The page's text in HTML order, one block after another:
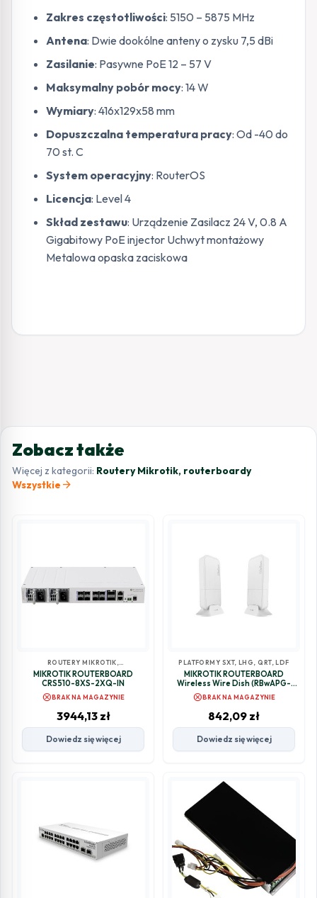
Zakres częstotliwości: 5150 – 5875 MHz
Antena: Dwie dookólne anteny o zysku 7,5 dBi
Zasilanie: Pasywne PoE 12 – 57 V
Maksymalny pobór mocy: 14 W
Wymiary: 416x129x58 mm
Dopuszczalna temperatura pracy: Od -40 do
70 st. C
System operacyjny: RouterOS
Licencja: Level 4
Skład zestawu: Urządzenie Zasilacz 24 V, 0.8 A
Gigabitowy PoE injector Uchwyt montażowy
Metalowa opaska zaciskowa
Zobacz także
Więcej z kategorii: Routery Mikrotik, routerboardy
Wszystkie arrow_forward
ROUTERY MIKROTIK,
ROUTERBOARDY
MIKROTIK ROUTERBOARD
CRS510-8XS-2XQ-IN
cancelBRAK NA MAGAZYNIE
3944,13 zł
Dowiedz się więcej
PLATFORMY SXT, LHG, QRT, LDF
MIKROTIK ROUTERBOARD
Wireless Wire Dish (RBwAPG-
60adkit)
cancelBRAK NA MAGAZYNIE
842,09 zł
Dowiedz się więcej